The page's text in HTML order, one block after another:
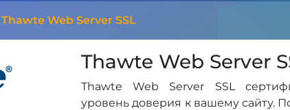
Thawte Web Server SSL
Thawte Web Server
Thawte Web Server SSL
уровень доверия к вашему сайту.